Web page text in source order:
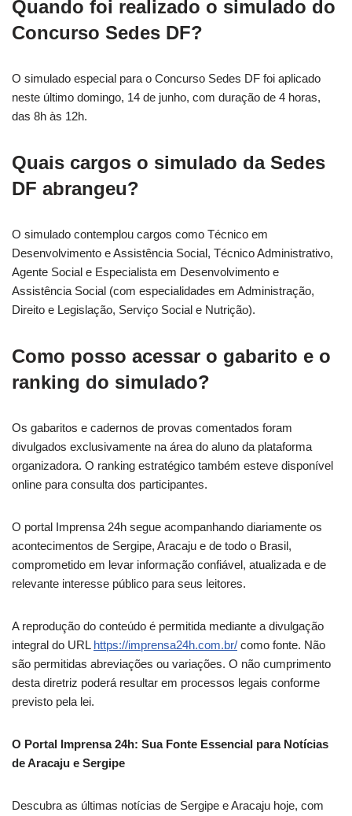
Quando foi realizado o simulado do
Concurso Sedes DF?
O simulado especial para o Concurso Sedes DF foi aplicado
neste último domingo, 14 de junho, com duração de 4 horas,
das 8h às 12h.
Quais cargos o simulado da Sedes
DF abrangeu?
O simulado contemplou cargos como Técnico em
Desenvolvimento e Assistência Social, Técnico Administrativo,
Agente Social e Especialista em Desenvolvimento e
Assistência Social (com especialidades em Administração,
Direito e Legislação, Serviço Social e Nutrição).
Como posso acessar o gabarito e o
ranking do simulado?
Os gabaritos e cadernos de provas comentados foram
divulgados exclusivamente na área do aluno da plataforma
organizadora. O ranking estratégico também esteve disponível
online para consulta dos participantes.
O portal Imprensa 24h segue acompanhando diariamente os
acontecimentos de Sergipe, Aracaju e de todo o Brasil,
comprometido em levar informação confiável, atualizada e de
relevante interesse público para seus leitores.
A reprodução do conteúdo é permitida mediante a divulgação
integral do URL https://imprensa24h.com.br/ como fonte. Não
são permitidas abreviações ou variações. O não cumprimento
desta diretriz poderá resultar em processos legais conforme
previsto pela lei.
O Portal Imprensa 24h: Sua Fonte Essencial para Notícias
de Aracaju e Sergipe
Descubra as últimas notícias de Sergipe e Aracaju hoje, com